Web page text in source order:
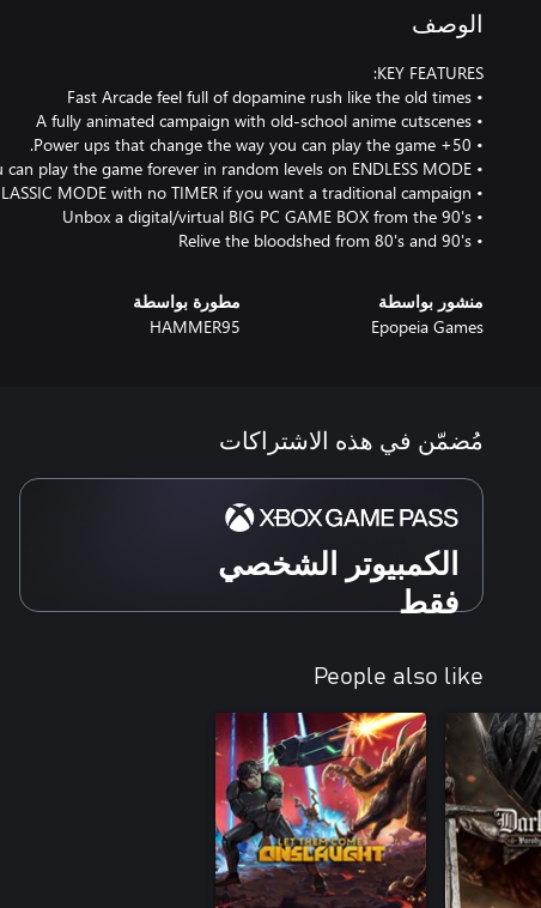
الوصف
• Relive the bloodshed from 80's and 90's
منشور بواسطة
Epopeia Games
مطورة بواسطة
HAMMER95
مُضمّن في هذه الاشتراكات
الكمبيوتر الشخصي
فقط
People also like